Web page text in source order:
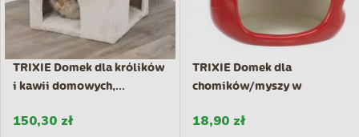
TRIXIE Domek dla królików
i kawii domowych,...
150,30 zł
TRIXIE Domek dla
chomików/myszy w
18,90 zł